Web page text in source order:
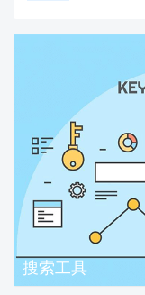
搜索工具